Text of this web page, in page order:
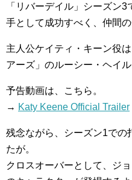
「リバーデイル」シーズン
手として成功すべく、仲間
主人公ケイティ・キーン役
アーズ」のルーシー・ヘイル
予告動画は、こちら。
→ Katy Keene Official Trailer
残念ながら、シーズン1での
たが。
クロスオーバーとして、ジ